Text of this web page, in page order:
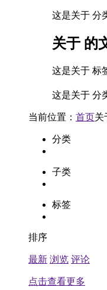
这是关于 分
关于 的
这是关于 标
这是关于 分
当前位置： 首页关
分类
子类
标签
排序
最新 浏览 评论
点击查看更多